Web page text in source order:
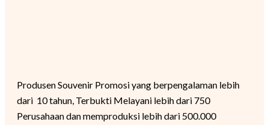
Produsen Souvenir Promosi yang berpengalaman lebih
dari 10 tahun, Terbukti Melayani lebih dari 750
Perusahaan dan memproduksi lebih dari 500.000